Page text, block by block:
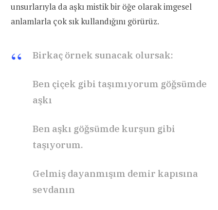
unsurlarıyla da aşkı mistik bir öğe olarak imgesel
anlamlarla çok sık kullandığını görürüz.
Birkaç örnek sunacak olursak:
Ben çiçek gibi taşımıyorum göğsümde
aşkı
Ben aşkı göğsümde kurşun gibi
taşıyorum.
Gelmiş dayanmışım demir kapısına
sevdanın